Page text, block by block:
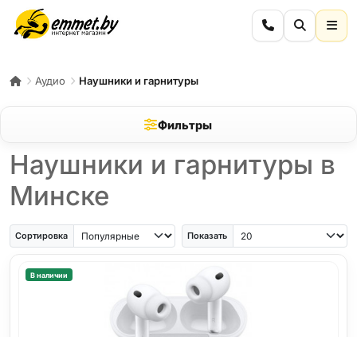
Аудио Наушники и гарнитуры
Фильтры
Наушники и гарнитуры в
Минске
Сортировка Показать
В наличии